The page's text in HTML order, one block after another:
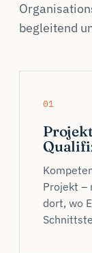
begleitend
01
Projekt –
dort, wo